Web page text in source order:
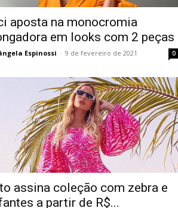
aposta na monocromia
em looks com 2 peças
Espinossi - 9 de fevereiro de 2021 0
assina coleção com zebra e
a partir de R$...